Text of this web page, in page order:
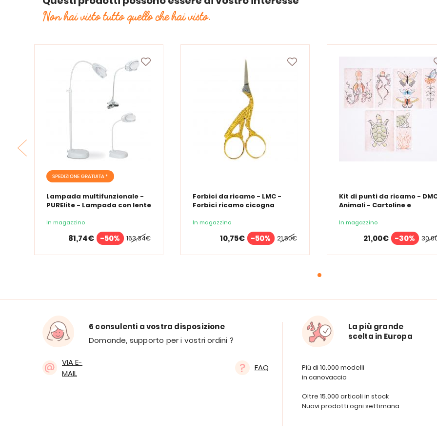
Non hai visto tutto quello che hai visto.
SPEDIZIONE GRATUITA *
Lampada multifunzionale -
PURElite - Lampada con lente
Spectrum
In magazzino
163,34€
81,74€ -50%
Forbici da ricamo - LMC -
Forbici ricamo cicogna
In magazzino
21,50€
10,75€ -50%
Kit di punti da ricamo -
Animali - Cartoline e
In magazzino
21,00€ -30%
6 consulenti a vostra disposizione
Domande, supporto per i vostri ordini ?
VIA E-
MAIL
FAQ
La più grande
scelta in Europa
Più di 10.000 modelli
in canovaccio
Oltre 15.000 articoli in stock
Nuovi prodotti ogni settimana